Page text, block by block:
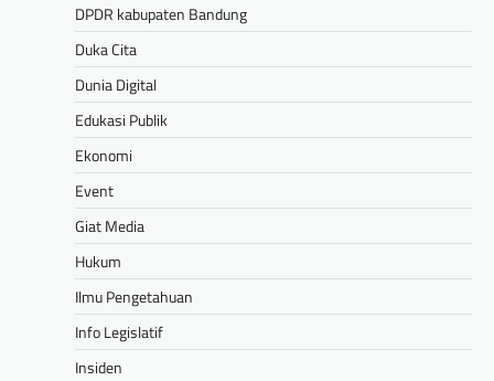
DPDR kabupaten Bandung
Duka Cita
Dunia Digital
Edukasi Publik
Ekonomi
Event
Giat Media
Hukum
Ilmu Pengetahuan
Info Legislatif
Insiden